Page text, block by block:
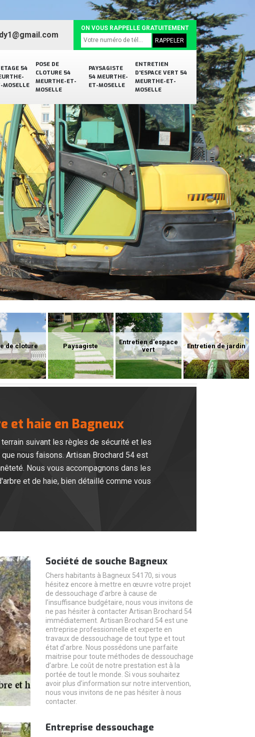
54
MOSELLE
POSE DE
CLOTURE 54
MEURTHE-ET-
MOSELLE
PAYSAGISTE
54 MEURTHE-
ET-MOSELLE
ENTRETIEN
D'ESPACE VERT 54
MEURTHE-ET-
MOSELLE
ON VOUS RAPPELLE GRATUITEMENT
de cloture Paysagiste
Entretien d'espace
vert
Entretien de jardin
et haie en Bagneux
suivant les règles de sécurité et les
nous faisons. Artisan Brochard 54 est
Nous vous accompagnons dans les
et de haie, bien détaillé comme vous
Société de souche Bagneux
Chers habitants à Bagneux 54170, si vous
hésitez encore à mettre en œuvre votre projet
de dessouchage d’arbre à cause de
l’insuffisance budgétaire, nous vous invitons de
ne pas hésiter à contacter Artisan Brochard 54
immédiatement. Artisan Brochard 54 est une
entreprise professionnelle et experte en
travaux de dessouchage de tout type et tout
état d’arbre. Nous possédons une parfaite
maitrise pour toute méthodes de dessouchage
d’arbre. Le coût de notre prestation est à la
portée de tout le monde. Si vous souhaitez
avoir plus d’information sur notre intervention,
nous vous invitons de ne pas hésiter à nous
contacter.
Entreprise dessouchage